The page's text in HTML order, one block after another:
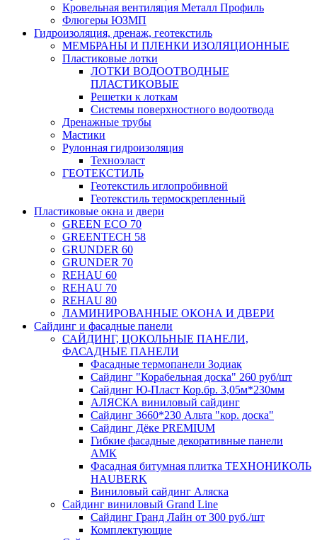
Кровельная вентиляция Металл Профиль
Флюгеры ЮЗМП
Гидроизоляция, дренаж, геотекстиль
МЕМБРАНЫ И ПЛЕНКИ ИЗОЛЯЦИОННЫЕ
Пластиковые лотки
ЛОТКИ ВОДООТВОДНЫЕ
ПЛАСТИКОВЫЕ
Решетки к лоткам
Системы поверхностного водоотвода
Дренажные трубы
Мастики
Рулонная гидроизоляция
Техноэласт
ГЕОТЕКСТИЛЬ
Геотекстиль иглопробивной
Геотекстиль термоскрепленный
Пластиковые окна и двери
GREEN ECO 70
GREENTECH 58
GRUNDER 60
GRUNDER 70
REHAU 60
REHAU 70
REHAU 80
ЛАМИНИРОВАННЫЕ ОКОНА И ДВЕРИ
Сайдинг и фасадные панели
САЙДИНГ, ЦОКОЛЬНЫЕ ПАНЕЛИ,
ФАСАДНЫЕ ПАНЕЛИ
Фасадные термопанели Зодиак
Сайдинг "Корабельная доска" 260 руб/шт
Сайдинг Ю-Пласт Кор.бр. 3,05м*230мм
АЛЯСКА виниловый сайдинг
Сайдинг 3660*230 Альта "кор. доска"
Сайдинг Дёке PREMIUM
Гибкие фасадные декоративные панели
АМК
Фасадная битумная плитка ТЕХНОНИКОЛЬ
HAUBERK
Виниловый сайдинг Аляска
Сайдинг виниловый Grand Line
Сайдинг Гранд Лайн от 300 руб./шт
Комплектующие